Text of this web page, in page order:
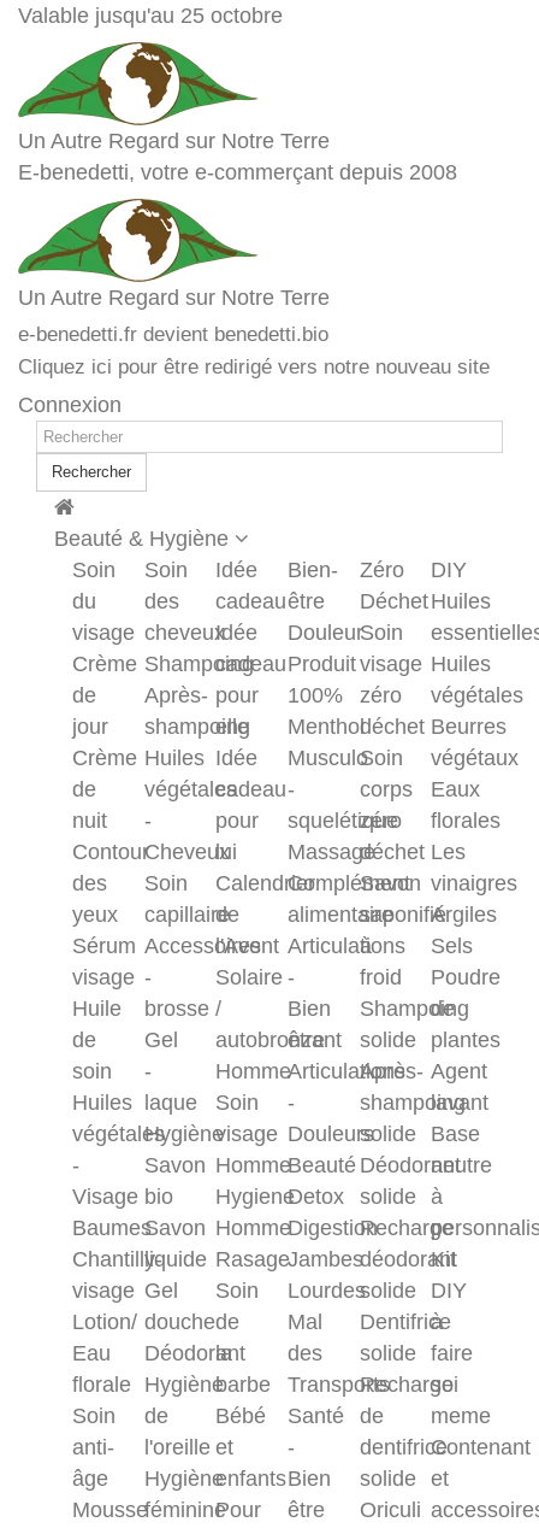
Valable jusqu'au 25 octobre
Un Autre Regard sur Notre Terre
E-benedetti, votre e-commerçant depuis 2008
Un Autre Regard sur Notre Terre
e-benedetti.fr devient benedetti.bio
Cliquez ici pour être redirigé vers notre nouveau site
Connexion
Rechercher
Beauté & Hygiène
Soin
du
visage
Crème
de
jour
Crème
de
nuit
Contour
des
yeux
Sérum
visage
Huile
de
soin
Huiles
végétales
-
Visage
Baumes
Chantilly-
visage
Lotion/
Eau
florale
Soin
anti-
âge
Mousse
Soin
des
cheveux
Shampoing
Après-
shampoing
Huiles
végétales
-
Cheveux
Soin
capillaire
Accessoires
-
brosse
Gel
-
laque
Hygiène
Savon
bio
Savon
liquide
Gel
douche
Déodorant
Hygiène
de
l'oreille
Hygiène
féminine
Idée
cadeau
Idée
cadeau
pour
elle
Idée
cadeau
pour
lui
Calendrier
de
l'Avent
Solaire
/
autobronzant
Homme
Soin
visage
Homme
Hygiene
Homme
Rasage
Soin
de
la
barbe
Bébé
et
enfants
Pour
Bien-
être
Douleur
Produit
100%
Menthol
Musculo
-
squelétique
Massage
Complément
alimentaire
Articulations
-
Bien
être
Articulations
-
Douleurs
Beauté
Detox
Digestion
Jambes
Lourdes
Mal
des
Transports
Santé
-
Bien
être
Zéro
Déchet
Soin
visage
zéro
déchet
Soin
corps
zéro
déchet
Savon
saponifié
à
froid
Shampoing
solide
Après-
shampoing
solide
Déodorant
solide
Recharge
déodorant
solide
Dentifrice
solide
Recharge
de
dentifrice
solide
Oriculi
DIY
Huiles
Huiles
végétales
Beurres
végétaux
Eaux
florales
Les
vinaigres
Argiles
Sels
Poudre
de
plantes
Agent
lavant
Base
neutre
à
Kit
DIY
à
faire
soi
meme
Contenant
et